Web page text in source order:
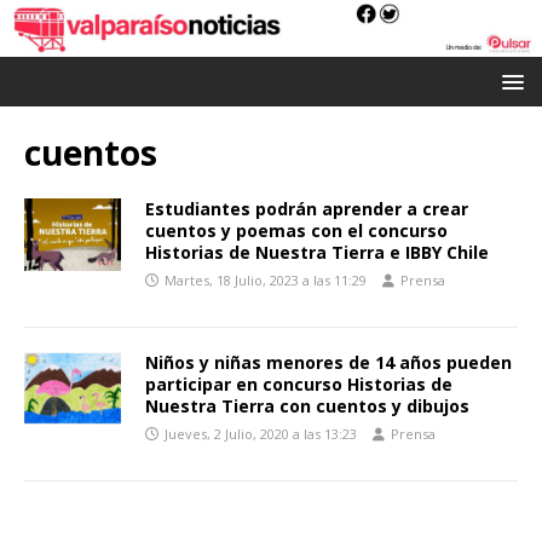
cuentos
Estudiantes podrán aprender a crear
cuentos y poemas con el concurso
Historias de Nuestra Tierra e IBBY Chile
Martes, 18 Julio, 2023 a las 11:29 Prensa
Niños y niñas menores de 14 años pueden
participar en concurso Historias de
Nuestra Tierra con cuentos y dibujos
Jueves, 2 Julio, 2020 a las 13:23 Prensa